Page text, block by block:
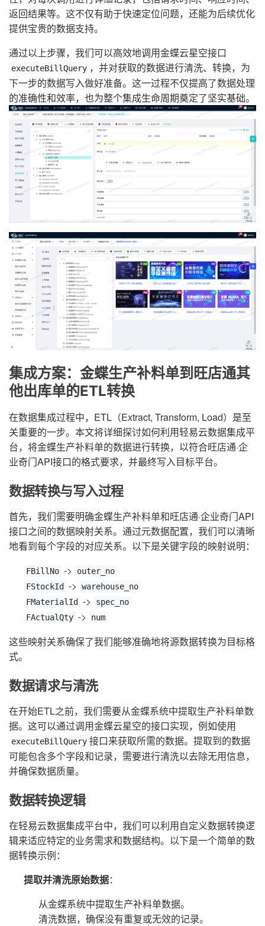
返回结果等。这不仅有助于快速定位问题，还能为后续优化
提供宝贵的数据支持。
通过以上步骤，我们可以高效地调用金蝶云星空接口
executeBillQuery ，并对获取的数据进行清洗、转换，为
下一步的数据写入做好准备。这一过程不仅提高了数据处理
的准确性和效率，也为整个集成生命周期奠定了坚实基础。
集成方案：金蝶生产补料单到旺店通其
他出库单的ETL转换
在数据集成过程中，ETL（Extract, Transform, Load）是至
关重要的一步。本文将详细探讨如何利用轻易云数据集成平
台，将金蝶生产补料单的数据进行转换，以符合旺店通·企
业奇门API接口的格式要求，并最终写入目标平台。
数据转换与写入过程
首先，我们需要明确金蝶生产补料单和旺店通·企业奇门API
接口之间的数据映射关系。通过元数据配置，我们可以清晰
地看到每个字段的对应关系。以下是关键字段的映射说明：
FBillNo ->
outer_no
FStockId
->
warehouse_no
FMaterialId
->
spec_no
FActualQty -> num
这些映射关系确保了我们能够准确地将源数据转换为目标格
式。
数据请求与清洗
在开始ETL之前，我们需要从金蝶系统中提取生产补料单数
据。这可以通过调用金蝶云星空的接口实现，例如使用
executeBillQuery 接口来获取所需的数据。提取到的数据
可能包含多个字段和记录，需要进行清洗以去除无用信息，
并确保数据质量。
数据转换逻辑
在轻易云数据集成平台中，我们可以利用自定义数据转换逻
辑来适应特定的业务需求和数据结构。以下是一个简单的数
据转换示例：
提取并清洗原始数据：
从金蝶系统中提取生产补料单数据。
清洗数据，确保没有重复或无效的记录。